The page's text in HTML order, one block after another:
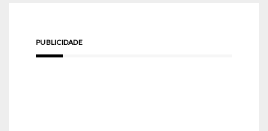
PUBLICIDADE